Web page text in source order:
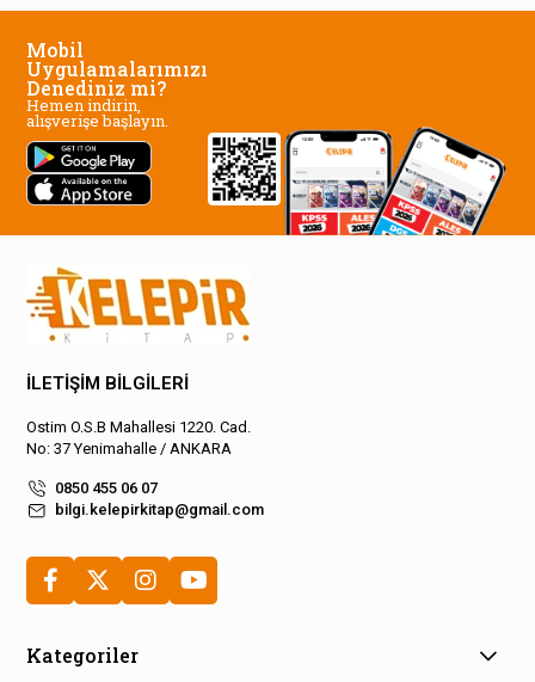
Mobil
Uygulamalarımızı
Denediniz mi?
Hemen indirin,
alışverişe başlayın.
İLETİŞİM BİLGİLERİ
Ostim O.S.B Mahallesi 1220. Cad.
No: 37 Yenimahalle / ANKARA
0850 455 06 07
bilgi.kelepirkitap@gmail.com
Kategoriler